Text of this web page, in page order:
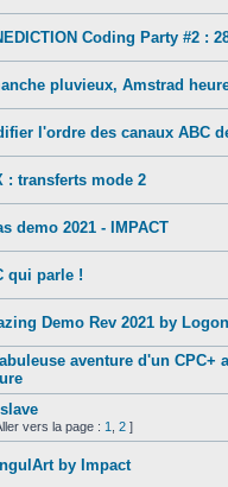
Coding Party #2 :
pluvieux, Amstrad
l'ordre des canaux ABC
: transferts mode 2
demo 2021 - IMPACT
qui parle !
Demo Rev 2021 by
aventure d'un CPC+
vers la page : 1 2 ]
by Impact